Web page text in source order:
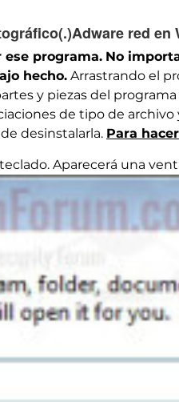
red en
programa. No
hecho. Arrastrando el
y piezas del
de tipo de
desinstalarla. Para
Aparecerá una